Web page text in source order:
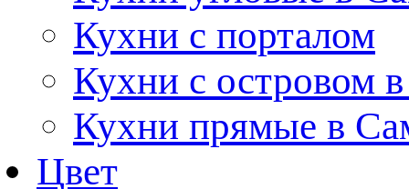
Кухни с порталом
Кухни с островом
Кухни прямые в
Цвет